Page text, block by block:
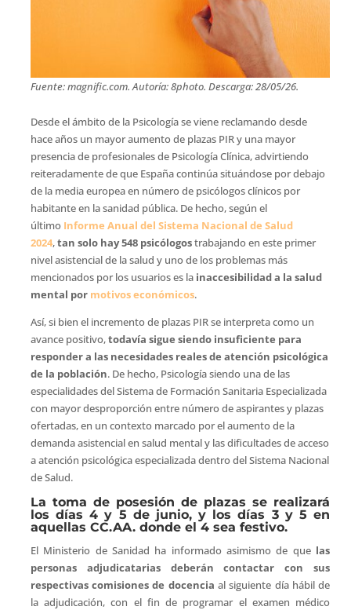
Fuente: magnific.com. Autoría: 8photo. Descarga: 28/05/26.
Desde el ámbito de la Psicología se viene reclamando desde
hace años un mayor aumento de plazas PIR y una mayor
presencia de profesionales de Psicología Clínica, advirtiendo
reiteradamente de que España continúa situándose por debajo
de la media europea en número de psicólogos clínicos por
habitante en la sanidad pública. De hecho, según el
último Informe Anual del Sistema Nacional de Salud
2024,tan solo hay 548 psicólogostrabajando en este primer
nivel asistencial de la salud y uno de los problemas más
mencionados por los usuarios es la inaccesibilidad a la salud
mental por motivos económicos.
Así, si bien el incremento de plazas PIR se interpreta como un
avance positivo,todavía sigue siendo insuficiente para
responder a las necesidades reales de atención psicológica
de la población. De hecho, Psicología siendo una de las
especialidades del Sistema de Formación Sanitaria Especializada
con mayor desproporción entre número de aspirantes y plazas
ofertadas, en un contexto marcado por el aumento de la
demanda asistencial en salud mental y las dificultades de acceso
a atención psicológica especializada dentro del Sistema Nacional
de Salud.
La toma de posesión de plazas se realizará
los días 4 y 5 de junio, y los días 3 y 5 en
aquellas CC.AA. donde el 4 sea festivo.
El Ministerio de Sanidad ha informado asimismo de que las
personas adjudicatarias deberán contactar con sus
respectivas comisiones de docencia al siguiente día hábil de
la adjudicación, con el fin de programar el examen médico